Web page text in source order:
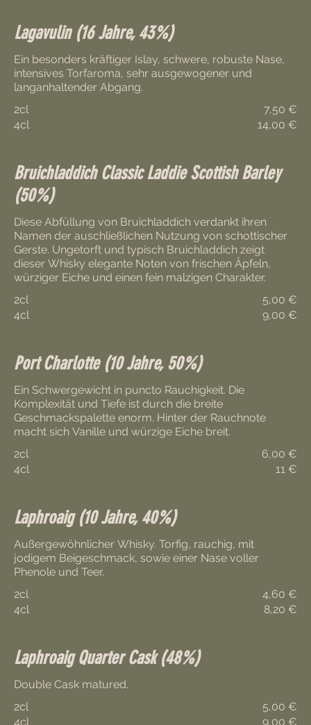
Lagavulin (16 Jahre, 43%)
Ein besonders kräftiger Islay, schwere, robuste Nase,
intensives Torfaroma, sehr ausgewogener und
2cl
7,50 €
4cl
14,00 €
Bruichladdich Classic Laddie Scottish Barley
(50%)
Diese Abfüllung von Bruichladdich verdankt ihren
Namen der auschließlichen Nutzung von schottischer
Gerste. Ungetorft und typisch Bruichladdich zeigt
dieser Whisky elegante Noten von frischen Äpfeln,
würziger Eiche und einen fein malzigen Charakter.
2cl
5,00 €
4cl
9,00 €
Port Charlotte (10 Jahre, 50%)
Ein Schwergewicht in puncto Rauchigkeit. Die
Komplexität und Tiefe ist durch die breite
Geschmackspalette enorm. Hinter der Rauchnote
2cl
6,00 €
4cl
11 €
Laphroaig (10 Jahre, 40%)
Außergewöhnlicher Whisky. Torfig, rauchig, mit
jodigem Beigeschmack, sowie einer Nase voller
Phenole und Teer.
2cl
4,60 €
4cl
8,20 €
Laphroaig Quarter Cask (48%)
2cl
5,00 €
4cl
9,00 €